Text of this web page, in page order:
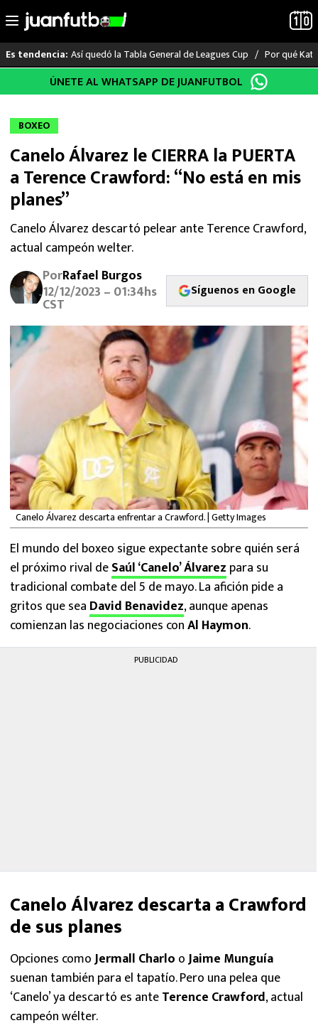
al
Es tendencia: Así quedó la Tabla General de Leagues Cup Por qué
LO ÚLTIMO
LIGA MX
RAYADOS
PUMAS
ATLANTE
FUTBOL INTERNACIONAL
MEXICANOS EN EL EXTRANJERO
FUTBOL ESTUFA
LIGA MX
NFL
ÚNETE AL WHATSAPP DE JUANFUTBOL
BOXEO
Canelo Álvarez le CIERRA la PUERTA
a Terence Crawford: “No está en mis
planes”
Canelo Álvarez descartó pelear ante Terence Crawford,
actual campeón welter.
PorRafael Burgos
12/12/2023 – 01:34hs
CST
Síguenos en Google
Canelo Álvarez descarta enfrentar a Crawford. | Getty Images
El mundo del boxeo sigue expectante sobre quién será
el próximo rival deSaúl ‘Canelo’ Álvarez para su
tradicional combate del 5 de mayo. La afición pide a
gritos que sea David Benavidez, aunque apenas
comienzan las negociaciones conAl Haymon.
PUBLICIDAD
Canelo Álvarez descarta a Crawford
de sus planes
Opciones comoJermall Charlo oJaime Munguía
suenan también para el tapatío. Pero una pelea que
‘Canelo’ ya descartó es anteTerence Crawford, actual
campeón wélter.